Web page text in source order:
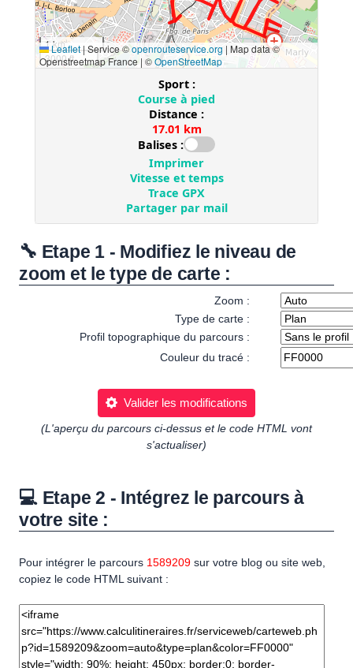
🔧 Etape 1 - Modifiez le niveau de
zoom et le type de carte :
Zoom :
Type de carte :
Profil topographique du parcours :
Couleur du tracé :
Valider les modifications
(L'aperçu du parcours ci-dessus et le code HTML vont
s'actualiser)
💻 Etape 2 - Intégrez le parcours à
votre site :
Pour intégrer le parcours 1589209 sur votre blog ou site web,
copiez le code HTML suivant :